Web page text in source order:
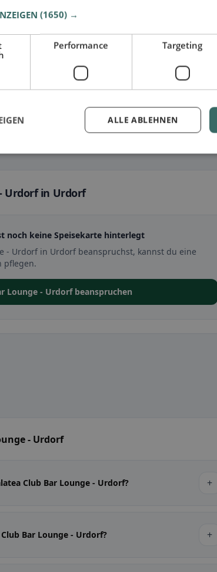
besonders bei glutenfrei, vegan, vegetarisch oder
Urdorf in Urdorf
noch keine Speisekarte hinterlegt
- Urdorf in Urdorf beanspruchst, kannst du eine
pflegen.
Lounge - Urdorf beanspruchen
- Urdorf
Club Bar Lounge - Urdorf? +
Bar Lounge - Urdorf? +
(1650) →
Performance Targeting
ALLE ABLEHNEN